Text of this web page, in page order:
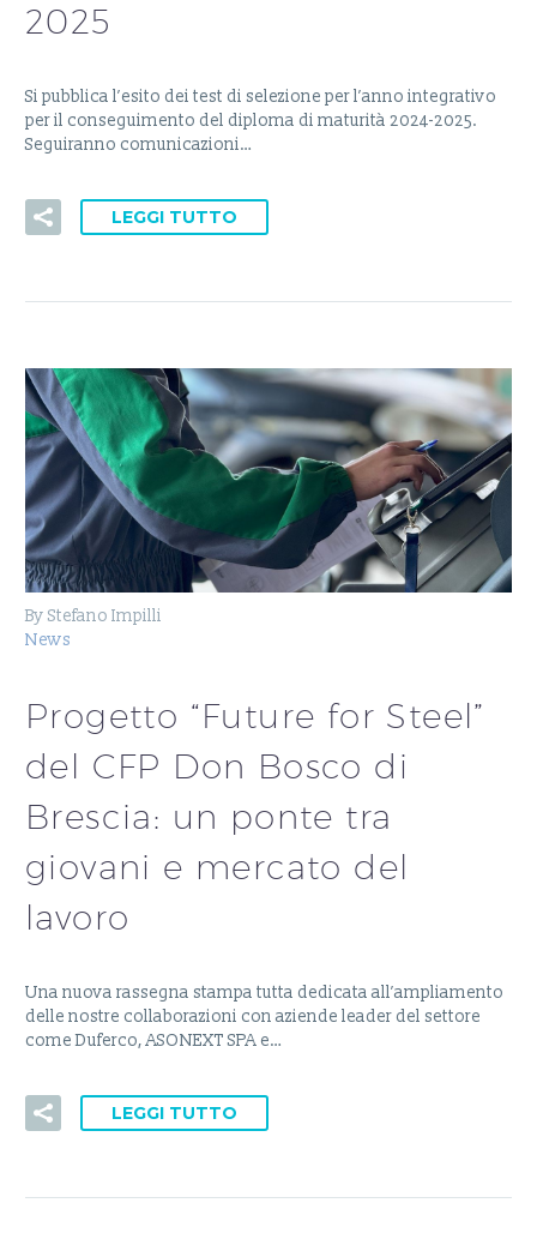
2025
Si pubblica l’esito dei test di selezione per l’anno integrativo
per il conseguimento del diploma di maturità 2024-2025.
Seguiranno comunicazioni…
LEGGI TUTTO
By Stefano Impilli
News
Progetto “Future for Steel”
del CFP Don Bosco di
Brescia: un ponte tra
giovani e mercato del
lavoro
Una nuova rassegna stampa tutta dedicata all’ampliamento
delle nostre collaborazioni con aziende leader del settore
come Duferco, ASONEXT SPA e…
LEGGI TUTTO